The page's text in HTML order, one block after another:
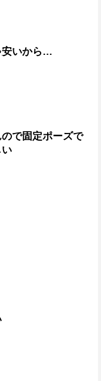
安いから…
で固定ポーズで